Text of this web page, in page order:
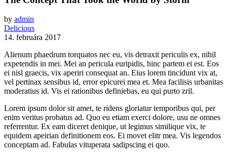
by admin
Delicious
14. februára 2017
Alienum phaedrum torquatos nec eu, vis detraxit periculis ex, nihil
expetendis in mei. Mei an pericula euripidis, hinc partem ei est. Eos
ei nisl graecis, vix aperiri consequat an. Eius lorem tincidunt vix at,
vel pertinax sensibus id, error epicurei mea et. Mea facilisis urbanitas
moderatius id. Vis ei rationibus definiebas, eu qui purto zril.
Lorem ipsum dolor sit amet, te ridens gloriatur temporibus qui, per
enim veritus probatus ad. Quo eu etiam exerci dolore, usu ne omnes
referrentur. Ex eam diceret denique, ut legimus similique vix, te
equidem apeirian definitionem eos. Ei movet elitr mea. Vis legendos
conceptam ad. Fabulas vituperata sadipscing ei quo.